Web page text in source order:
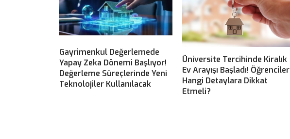
Gayrimenkul Değerlemede
Yapay Zeka Dönemi Başlıyor!
Değerleme Süreçlerinde Yeni
Teknolojiler Kullanılacak
Üniversite Tercihinde Kiralık
Ev Arayışı Başladı! Öğrenciler
Hangi Detaylara Dikkat
Etmeli?